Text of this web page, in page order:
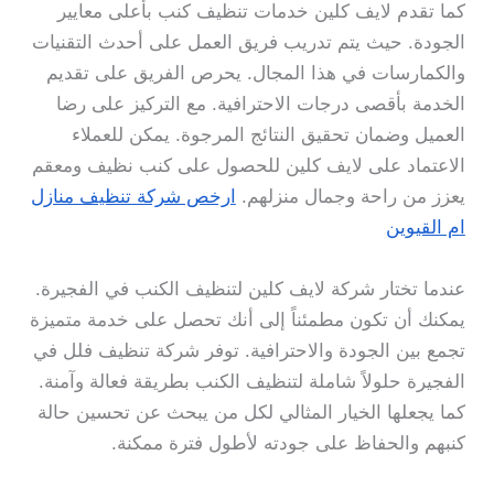
كما تقدم لايف كلين خدمات تنظيف كنب بأعلى معايير
الجودة. حيث يتم تدريب فريق العمل على أحدث التقنيات
والكمارسات في هذا المجال. يحرص الفريق على تقديم
الخدمة بأقصى درجات الاحترافية. مع التركيز على رضا
العميل وضمان تحقيق النتائج المرجوة. يمكن للعملاء
الاعتماد على لايف كلين للحصول على كنب نظيف ومعقم
يعزز من راحة وجمال منزلهم. ارخص شركة تنظيف منازل
ام القيوين
عندما تختار شركة لايف كلين لتنظيف الكنب في الفجيرة.
يمكنك أن تكون مطمئناً إلى أنك تحصل على خدمة متميزة
تجمع بين الجودة والاحترافية. توفر شركة تنظيف فلل في
الفجيرة حلولاً شاملة لتنظيف الكنب بطريقة فعالة وآمنة.
كما يجعلها الخيار المثالي لكل من يبحث عن تحسين حالة
كنبهم والحفاظ على جودته لأطول فترة ممكنة.